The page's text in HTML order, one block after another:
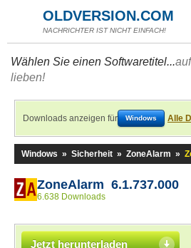
OLDVERSION.COM
NACHRICHTER IST NICHT EINFACH!
Wählen Sie einen Softwaretitel...
lieben!
Downloads anzeigen für Windows Alle
Windows » Sicherheit » ZoneAlarm »
ZoneAlarm 6.1.737.000
6.638 Downloads
Jetzt herunterladen